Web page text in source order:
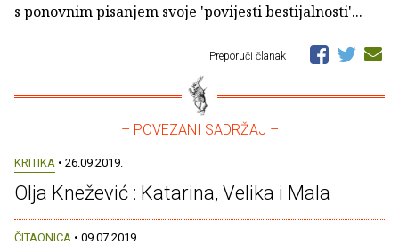
s ponovnim pisanjem svoje 'povijesti bestijalnosti'...
Preporuči članak
– POVEZANI SADRŽAJ –
KRITIKA • 26.09.2019.
Olja Knežević : Katarina, Velika i Mala
ČITAONICA • 09.07.2019.